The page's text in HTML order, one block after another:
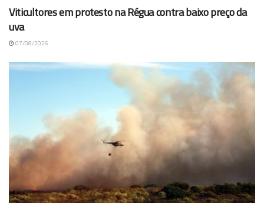
Viticultores em protesto na Régua contra baixo preço da
uva
07/08/2026